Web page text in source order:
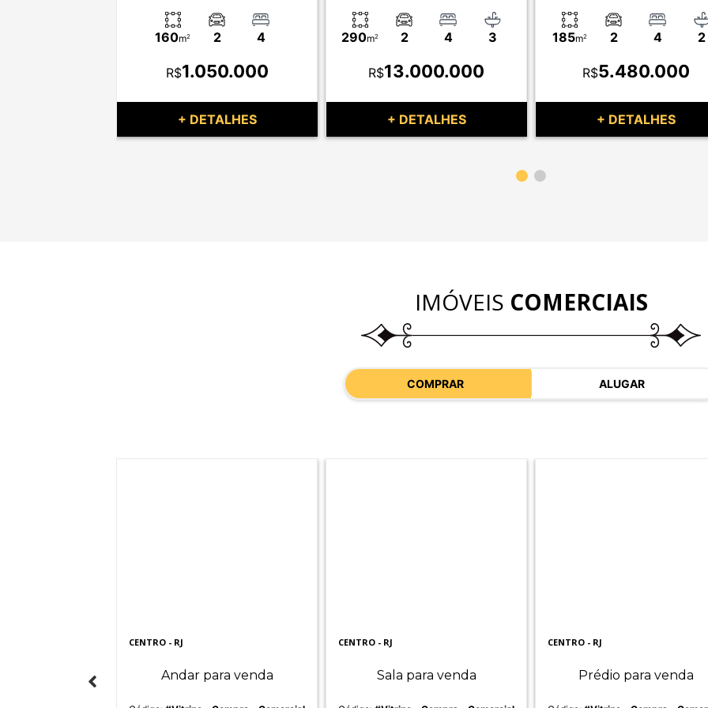
160m2 2 4
R$1.050.000
+ DETALHES
290m2 2 4 3
R$13.000.000
+ DETALHES
185m2 2 4 2
R$5.480.000
+ DETALHES
IMÓVEIS COMERCIAIS
COMPRAR ALUGAR
CENTRO - RJ
Andar para venda
CENTRO - RJ
Sala para venda
CENTRO - RJ
Prédio para venda